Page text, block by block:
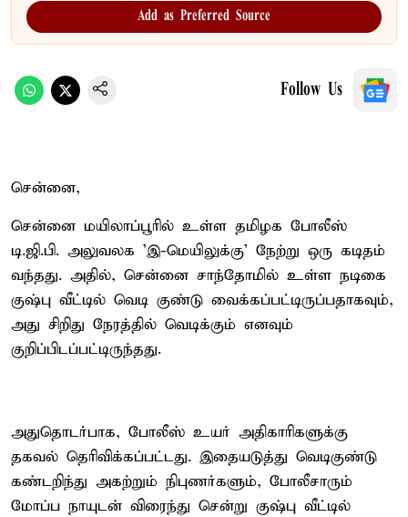
Add as Preferred Source
Follow Us
சென்னை,
சென்னை மயிலாப்பூரில் உள்ள தமிழக போலீஸ்
டி.ஜி.பி. அலுவலக 'இ-மெயிலுக்கு' நேற்று ஒரு கடிதம்
வந்தது. அதில், சென்னை சாந்தோமில் உள்ள நடிகை
குஷ்பு வீட்டில் வெடி குண்டு வைக்கப்பட்டிருப்பதாகவும்,
அது சிறிது நேரத்தில் வெடிக்கும் எனவும்
குறிப்பிடப்பட்டிருந்தது.
அதுதொடர்பாக, போலீஸ் உயர் அதிகாரிகளுக்கு
தகவல் தெரிவிக்கப்பட்டது. இதையடுத்து வெடிகுண்டு
கண்டறிந்து அகற்றும் நிபுணர்களும், போலீசாரும்
மோப்ப நாயுடன் விரைந்து சென்று குஷ்பு வீட்டில்